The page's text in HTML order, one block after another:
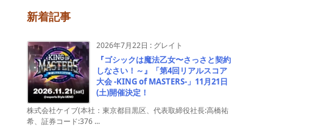
新着記事
2026年7月22日 : グレイト
『ゴシックは魔法乙女〜さっさと契約
しなさい！～』「第4回リアルスコア
大会 -KING of MASTERS-」11月21日
(土)開催決定！
株式会社ケイブ(本社：東京都目黒区、代表取締役社長:高橋祐
希、証券コード:376 ...